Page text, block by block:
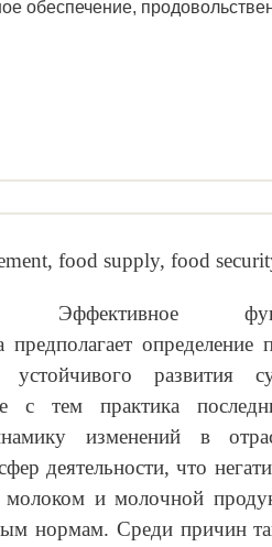
обеспечение,
food supply, food
Эффективное
определение
развития
с тем практика
изменений в
деятельности, что
молоком и молочной
нормам. Среди причин